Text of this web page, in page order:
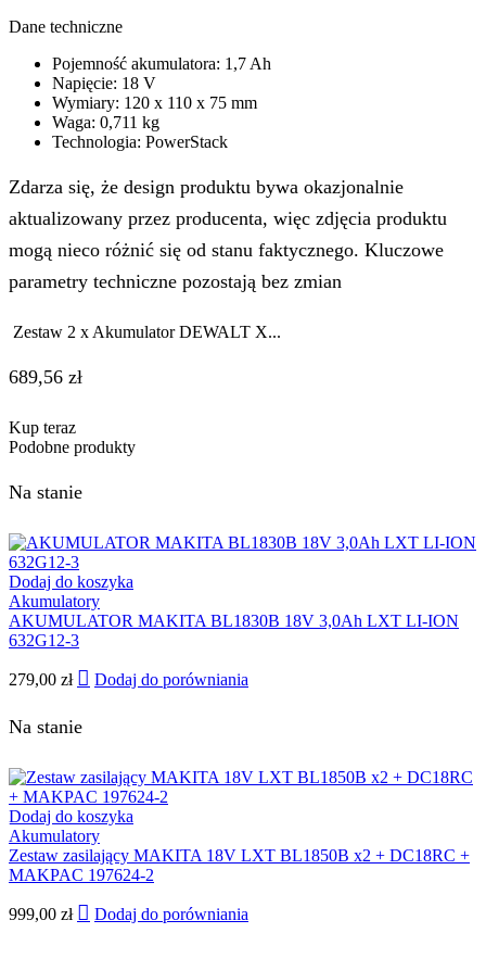
Dane techniczne
Pojemność akumulatora: 1,7 Ah
Napięcie: 18 V
Wymiary: 120 x 110 x 75 mm
Waga: 0,711 kg
Technologia: PowerStack
Zdarza się, że design produktu bywa okazjonalnie
aktualizowany przez producenta, więc zdjęcia produktu
mogą nieco różnić się od stanu faktycznego. Kluczowe
parametry techniczne pozostają bez zmian
Zestaw 2 x Akumulator DEWALT X...
689,56 zł
Kup teraz
Podobne produkty
Na stanie
Dodaj do koszyka
Akumulatory
AKUMULATOR MAKITA BL1830B 18V 3,0Ah LXT LI-ION
632G12-3
279,00 zł Dodaj do porówniania
Na stanie
Dodaj do koszyka
Akumulatory
Zestaw zasilający MAKITA 18V LXT BL1850B x2 + DC18RC +
MAKPAC 197624-2
999,00 zł Dodaj do porówniania